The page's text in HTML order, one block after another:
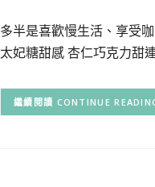
多半是喜歡慢生活、享受
太妃糖甜感 杏仁巧克力甜
CONTINUE